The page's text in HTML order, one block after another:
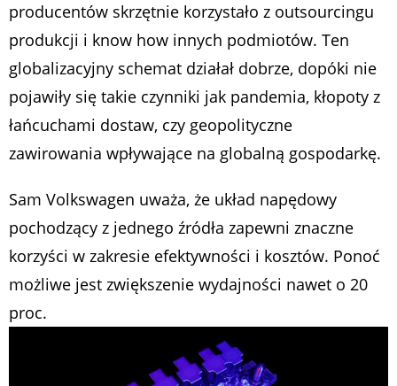
producentów skrzętnie korzystało z outsourcingu
produkcji i know how innych podmiotów. Ten
globalizacyjny schemat działał dobrze, dopóki nie
pojawiły się takie czynniki jak pandemia, kłopoty z
łańcuchami dostaw, czy geopolityczne
zawirowania wpływające na globalną gospodarkę.
Sam Volkswagen uważa, że układ napędowy
pochodzący z jednego źródła zapewni znaczne
korzyści w zakresie efektywności i kosztów. Ponoć
możliwe jest zwiększenie wydajności nawet o 20
proc.